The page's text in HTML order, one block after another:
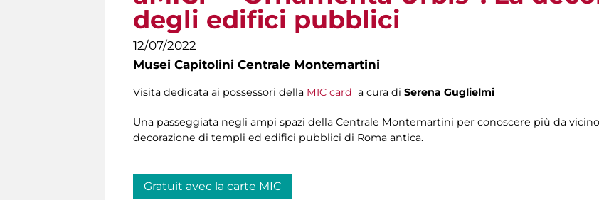
degli edifici pubblici
12/07/2022
Musei Capitolini Centrale Montemartini
Visita dedicata ai possessori della MIC card a cura di Serena Guglielmi
Una passeggiata negli ampi spazi della Centrale Montemartini per conoscere più da
decorazione di templi ed edifici pubblici di Roma antica.
Gratuit avec la carte MIC